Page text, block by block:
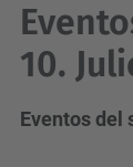
10.
Eventos del